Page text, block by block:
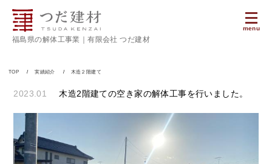
福島県の解体工事業｜有限会社 つだ建材
menu
TOP 実績紹介 木造２階建て
2023.01 木造2階建ての空き家の解体工事を行いました。